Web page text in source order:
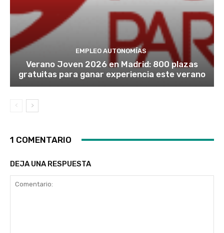
EMPLEO AUTONOMÍAS
Verano Joven 2026 en Madrid: 800 plazas
gratuitas para ganar experiencia este verano
1 COMENTARIO
DEJA UNA RESPUESTA